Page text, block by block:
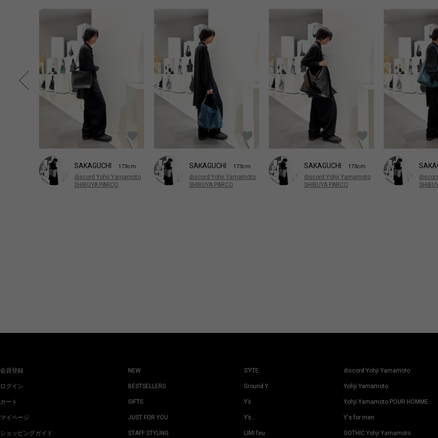
SAKAGUCHI 173cm
discord Yohji Yamamoto
SHIBUYA PARCO
SAKAGUCHI 173cm
discord Yohji Yamamoto
SHIBUYA PARCO
SAKAGUCHI 173cm
discord Yohji Yamamoto
SHIBUYA PARCO
会員登録
ログイン
カート
マイページ
ショッピングガイド
NEW
BESTSELLERS
GIFTS
JUST FOR YOU
STAFF STYLING
S’YTE
Ground Y
Y’s
Y’s….
LIMI feu
discord Yohji Yamamoto
Yohji Yamamoto
Yohji Yamamoto POUR HOMME
Y's for men
GOTHIC Yohji Yamamoto